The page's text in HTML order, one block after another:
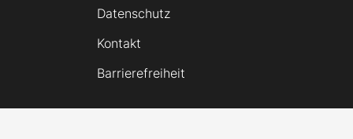
Datenschutz
Kontakt
Barrierefreiheit